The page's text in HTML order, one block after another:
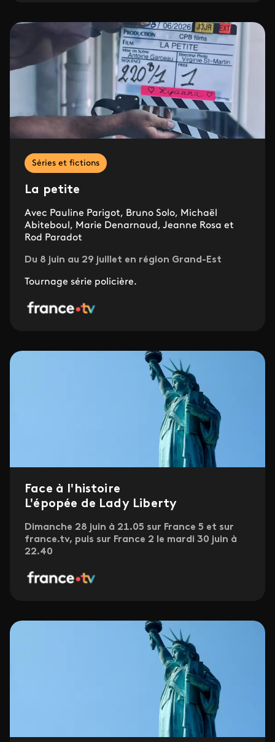
Séries et fictions
La petite
Avec Pauline Parigot, Bruno Solo, Michaël
Abiteboul, Marie Denarnaud, Jeanne Rosa et
Rod Paradot
Du 8 juin au 29 juillet en région Grand-Est
Tournage série policière.
Face à l'histoire
L'épopée de Lady Liberty
Dimanche 28 juin à 21.05 sur France 5 et sur
france.tv, puis sur France 2 le mardi 30 juin à
22.40